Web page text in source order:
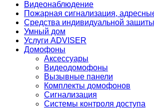
Видеонаблюдение
Пожарная сигнализация,
Средства индивидуальной
Умный дом
Услуги ADVISER
Домофоны
Аксессуары
Видеодомофоны
Вызывные панели
Комплекты домофонов
Сигнализация
Системы контроля доступа